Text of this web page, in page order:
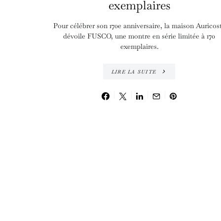
exemplaires
Pour célébrer son 170e anniversaire, la maison
dévoile FUSCO, une montre en série limitée à 170
exemplaires.
LIRE LA SUITE